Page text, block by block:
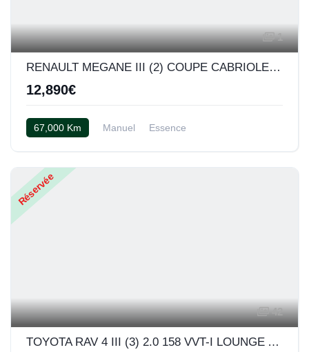
1
RENAULT MEGANE III (2) COUPE CABRIOLET 2.0 TCE 180 GT
12,890€
67,000 Km Manuel
Essence
Réservée
42
TOYOTA RAV 4 III (3) 2.0 158 VVT-I LOUNGE AWD BVA